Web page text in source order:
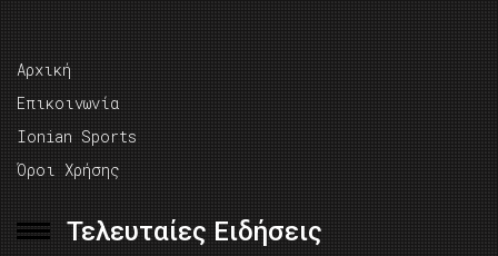
Αρχική
Επικοινωνία
Ionian Sports
Όροι Χρήσης
Τελευταίες Ειδήσεις